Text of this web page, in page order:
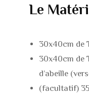
Le
30x40cm de
30x40cm de
d’abeille
(facultatif)